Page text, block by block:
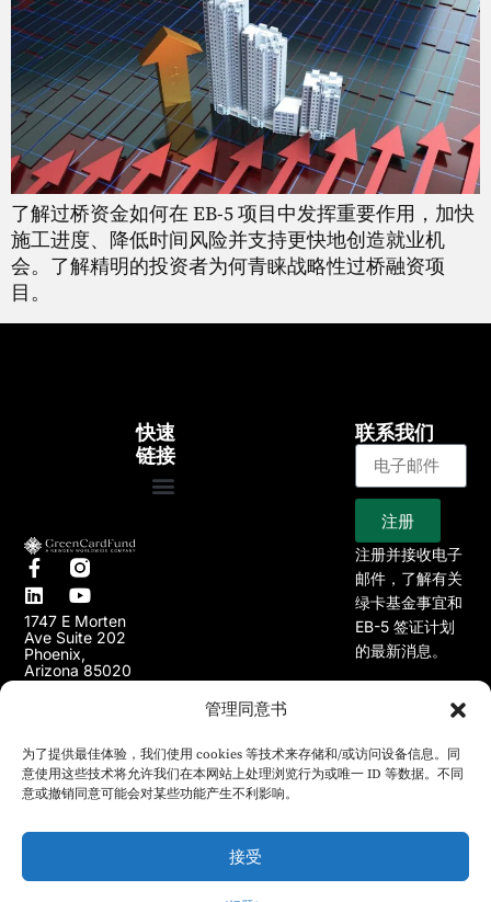
管理同意书
为了提供最佳体验，我们使用 cookies 等技术来存储和/或访问设备信息。同
意使用这些技术将允许我们在本网站上处理浏览行为或唯一 ID 等数据。不同
意或撤销同意可能会对某些功能产生不利影响。
接受
了解过桥资金如何在 EB-5 项目中发挥重要作用，加快
施工进度、降低时间风险并支持更快地创造就业机
会。了解精明的投资者为何青睐战略性过桥融资项
目。
1747 E Morten
Ave Suite 202
Phoenix,
Arizona 85020
USA
(e):
info@greencardfund.com
快速
链接
联系我们
注册
注册并接收电子
邮件，了解有关
绿卡基金事宜和
EB-5 签证计划
的最新消息。